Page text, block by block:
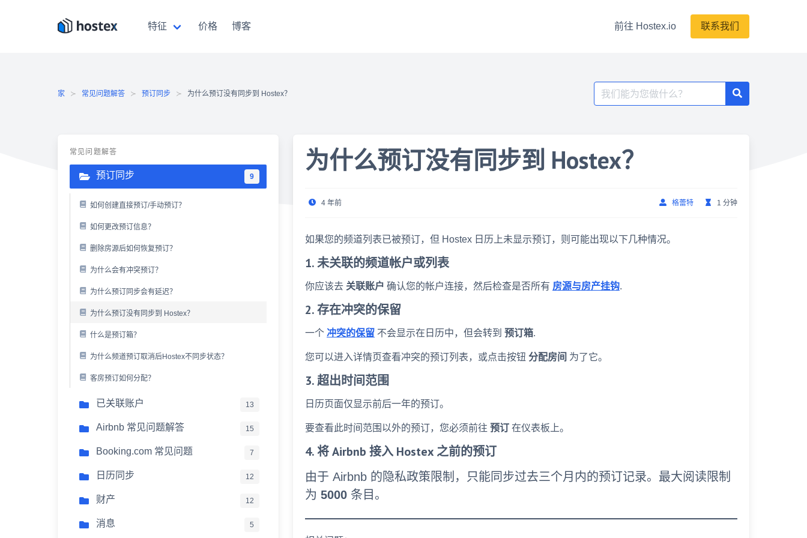
特征 价格 博客 前往 Hostex.io 联系我们
家 常见问题解答 预订同步 为什么预订没有同步到 Hostex？
搜
索：
常见问题解答
预订同步 9
如何创建直接预订/手动预订？
如何更改预订信息？
删除房源后如何恢复预订？
为什么会有冲突预订？
为什么预订同步会有延迟？
为什么预订没有同步到 Hostex？
什么是预订箱？
为什么频道预订取消后Hostex不同步状态？
客房预订如何分配？
已关联账户 13
Airbnb 常见问题解答 15
Booking.com 常见问题 7
日历同步 12
财产 12
消息 5
为什么预订没有同步到 Hostex？
4 年前 格蕾特 1 分钟
如果您的频道列表已被预订，但 Hostex 日历上未显示预订，则可能出现以下几种情况。
1. 未关联的频道帐户或列表
你应该去 关联账户 确认您的帐户连接，然后检查是否所有 房源与房产挂钩.
2. 存在冲突的保留
一个冲突的保留 不会显示在日历中，但会转到预订箱.
您可以进入详情页查看冲突的预订列表，或点击按钮分配房间 为了它。
3. 超出时间范围
日历页面仅显示前后一年的预订。
要查看此时间范围以外的预订，您必须前往预订 在仪表板上。
4. 将 Airbnb 接入 Hostex 之前的预订
由于 Airbnb 的隐私政策限制，只能同步过去三个月内的预订记录。最大阅读限制
为5000 条目。